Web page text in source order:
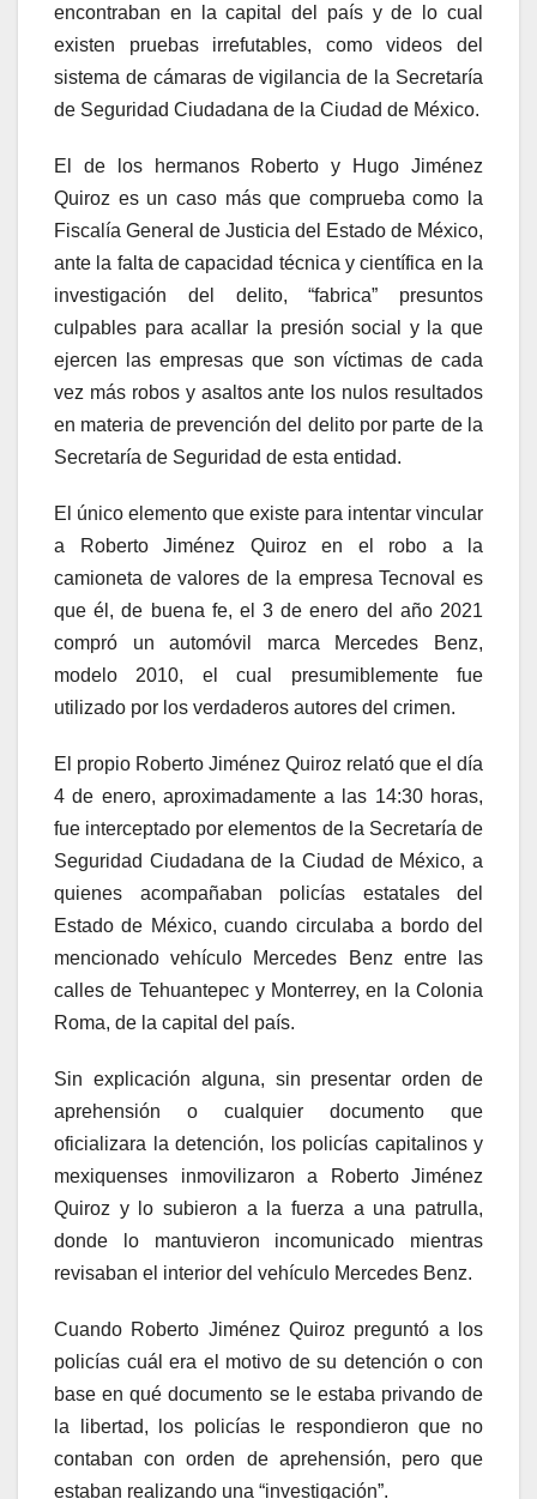
encontraban en la capital del país y de lo cual
existen pruebas irrefutables, como videos del
sistema de cámaras de vigilancia de la Secretaría
de Seguridad Ciudadana de la Ciudad de México.
El de los hermanos Roberto y Hugo Jiménez
Quiroz es un caso más que comprueba como la
Fiscalía General de Justicia del Estado de México,
ante la falta de capacidad técnica y científica en la
investigación del delito, “fabrica” presuntos
culpables para acallar la presión social y la que
ejercen las empresas que son víctimas de cada
vez más robos y asaltos ante los nulos resultados
en materia de prevención del delito por parte de la
Secretaría de Seguridad de esta entidad.
El único elemento que existe para intentar vincular
a Roberto Jiménez Quiroz en el robo a la
camioneta de valores de la empresa Tecnoval es
que él, de buena fe, el 3 de enero del año 2021
compró un automóvil marca Mercedes Benz,
modelo 2010, el cual presumiblemente fue
utilizado por los verdaderos autores del crimen.
El propio Roberto Jiménez Quiroz relató que el día
4 de enero, aproximadamente a las 14:30 horas,
fue interceptado por elementos de la Secretaría de
Seguridad Ciudadana de la Ciudad de México, a
quienes acompañaban policías estatales del
Estado de México, cuando circulaba a bordo del
mencionado vehículo Mercedes Benz entre las
calles de Tehuantepec y Monterrey, en la Colonia
Roma, de la capital del país.
Sin explicación alguna, sin presentar orden de
aprehensión o cualquier documento que
oficializara la detención, los policías capitalinos y
mexiquenses inmovilizaron a Roberto Jiménez
Quiroz y lo subieron a la fuerza a una patrulla,
donde lo mantuvieron incomunicado mientras
revisaban el interior del vehículo Mercedes Benz.
Cuando Roberto Jiménez Quiroz preguntó a los
policías cuál era el motivo de su detención o con
base en qué documento se le estaba privando de
la libertad, los policías le respondieron que no
contaban con orden de aprehensión, pero que
estaban realizando una “investigación”.